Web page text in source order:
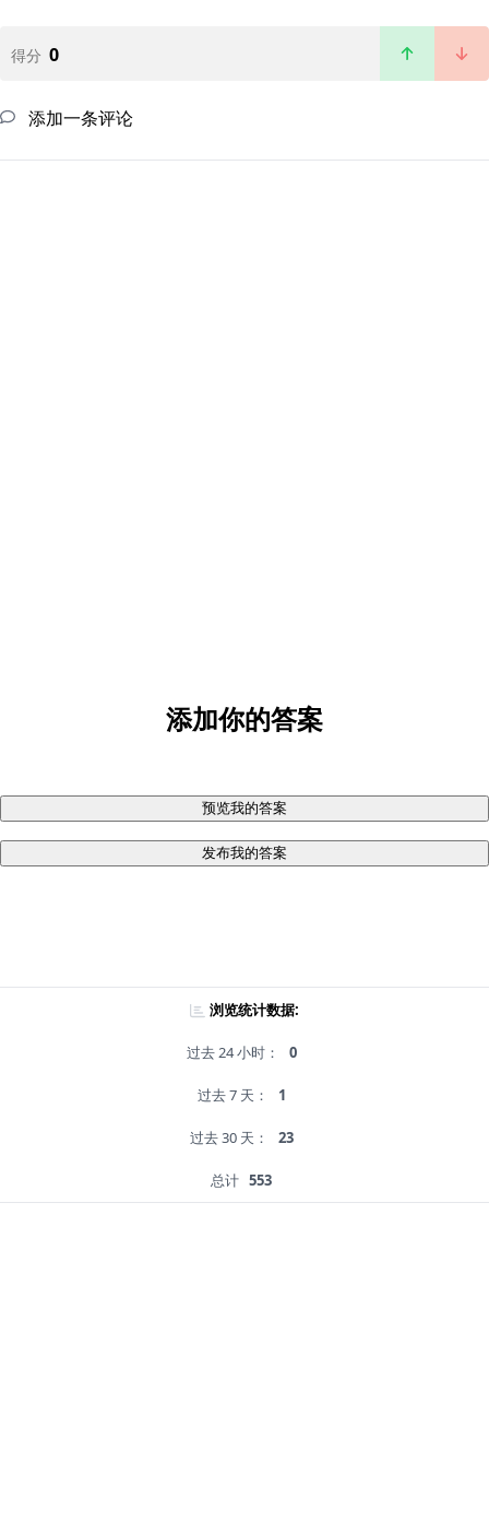
得分 0
添加一条评论
添加你的答案
预览我的答案
发布我的答案
浏览统计数据:
过去 24 小时： 0
过去 7 天： 1
过去 30 天： 23
总计 553